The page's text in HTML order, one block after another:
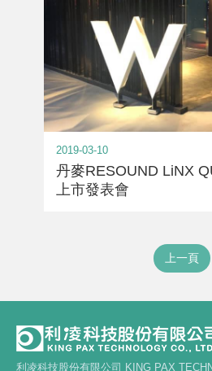
2019-03-10
丹麥RESOUND LiNX
上市發表會
上一頁
利凌科技股份有限公司 KING PAX